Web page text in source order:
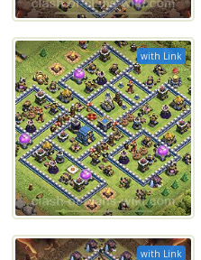
with Link
with Link